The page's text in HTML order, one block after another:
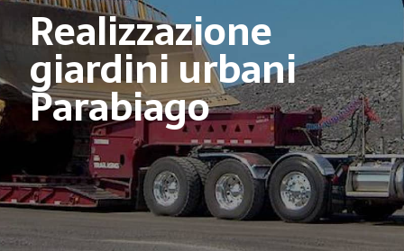
Realizzazione
giardini urbani
Parabiago